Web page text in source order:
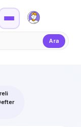
Firma Girişi
Ara